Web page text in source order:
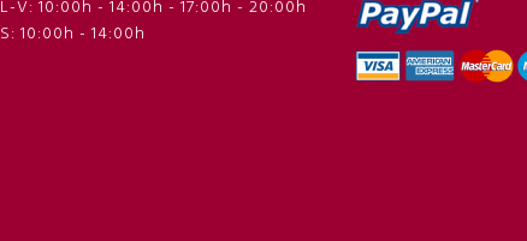
L-V: 10:00h - 14:00h - 17:00h - 20:00h
S: 10:00h - 14:00h